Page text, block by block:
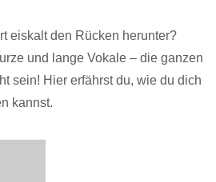
eiskalt den Rücken herunter?
und lange Vokale – die ganzen
sein! Hier erfährst du, wie du dich
kannst.